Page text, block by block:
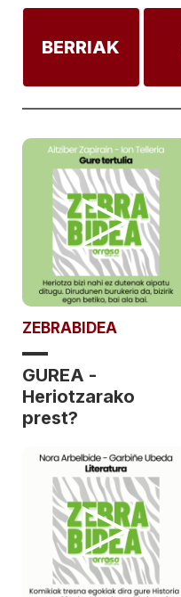
BERRIAK
ZEBRABIDEA
GUREA -
Heriotzarako
prest?